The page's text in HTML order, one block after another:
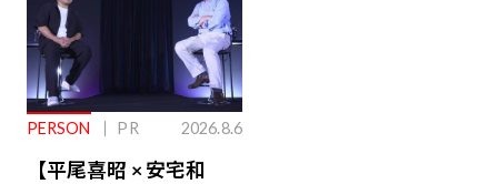
PERSON PR 2026.8.6
【平尾喜昭 × 安宅和